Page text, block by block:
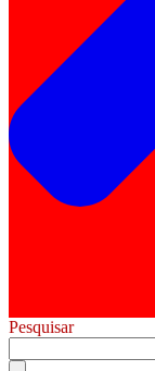
Pesquisar